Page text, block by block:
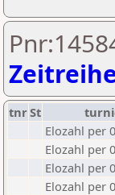
tnrSt
Elozahl per
Elozahl per
Elozahl per
Elozahl per